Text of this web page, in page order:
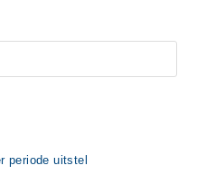
periode uitstel